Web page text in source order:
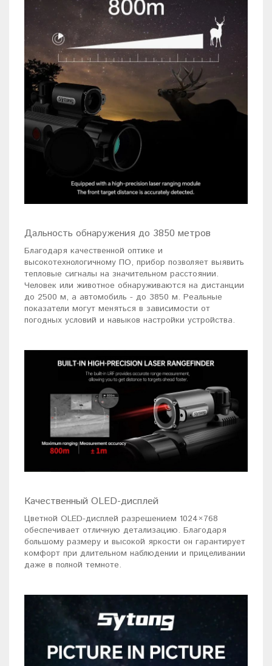
Дальность обнаружения до 3850 метров
Благодаря качественной оптике и
высокотехнологичному ПО, прибор позволяет выявить
тепловые сигналы на значительном расстоянии.
Человек или животное обнаруживаются на дистанции
до 2500 м, а автомобиль - до 3850 м. Реальные
показатели могут меняться в зависимости от
погодных условий и навыков настройки устройства.
Качественный OLED-дисплей
Цветной OLED-дисплей разрешением 1024×768
обеспечивает отличную детализацию. Благодаря
большому размеру и высокой яркости он гарантирует
комфорт при длительном наблюдении и прицеливании
даже в полной темноте.